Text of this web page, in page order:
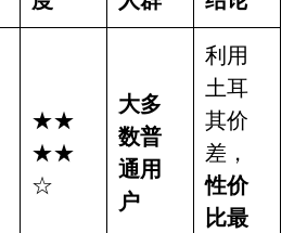
★★
★★
☆
大多
数普
通用
户
利用
土耳
其价
差，
性价
比最